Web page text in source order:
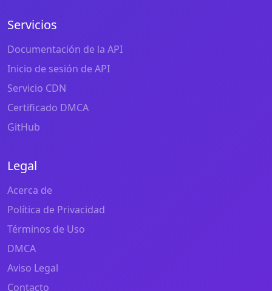
Servicios
Documentación de la API
Inicio de sesión de API
Servicio CDN
Certificado DMCA
GitHub
Legal
Acerca de
Política de Privacidad
Términos de Uso
DMCA
Aviso Legal
Contacto